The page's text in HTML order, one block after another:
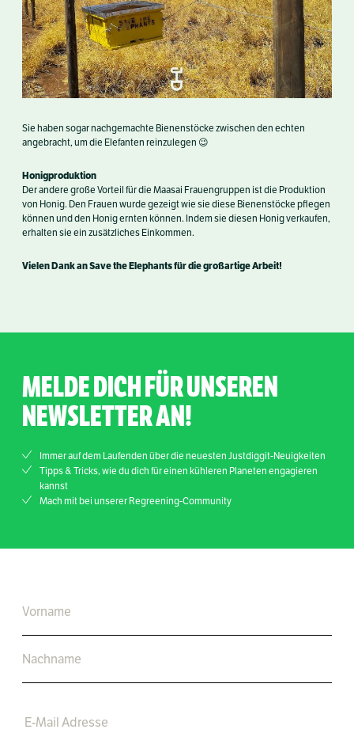
Sie haben sogar nachgemachte Bienenstöcke zwischen den echten
angebracht, um die Elefanten reinzulegen 😉
Honigproduktion
Der andere große Vorteil für die Maasai Frauengruppen ist die Produktion
von Honig. Den Frauen wurde gezeigt wie sie diese Bienenstöcke pflegen
können und den Honig ernten können. Indem sie diesen Honig verkaufen,
erhalten sie ein zusätzliches Einkommen.
Vielen Dank an Save the Elephants für die großartige Arbeit!
MELDE DICH FÜR UNSEREN
NEWSLETTER AN!
Immer auf dem Laufenden über die neuesten Justdiggit-Neuigkeiten
Tipps & Tricks, wie du dich für einen kühleren Planeten engagieren
kannst
Mach mit bei unserer Regreening-Community